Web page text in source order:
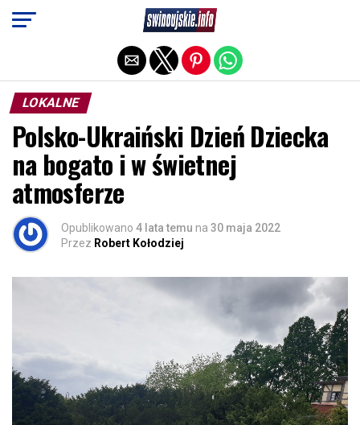
LOKALNE
Polsko-Ukraiński Dzień Dziecka
na bogato i w świetnej
atmosferze
Opublikowano 4 lata temu na 30 maja 2022
Przez Robert Kołodziej
Exit mobile version